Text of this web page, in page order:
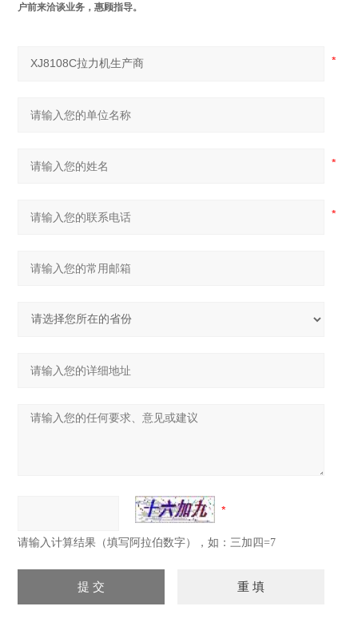
户前来洽谈业务，惠顾指导。
请输入计算结果（填写阿拉伯数字），如：三加四=7